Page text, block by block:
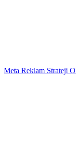
Meta Reklam Strateji